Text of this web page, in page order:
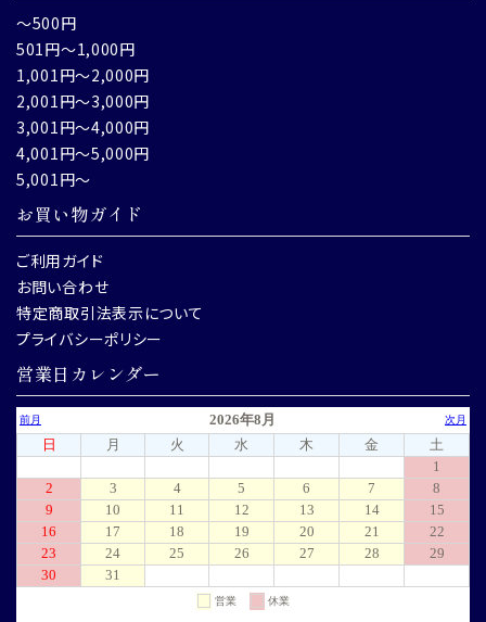
～500円
501円～1,000円
1,001円～2,000円
2,001円～3,000円
3,001円～4,000円
4,001円～5,000円
5,001円～
お買い物ガイド
ご利用ガイド
お問い合わせ
特定商取引法表示について
プライバシーポリシー
営業日カレンダー